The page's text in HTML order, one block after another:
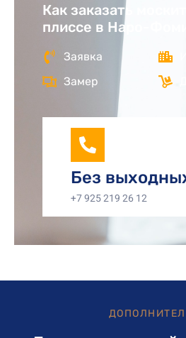
Как заказать
плиссе в Наро-
Заявка
Замер
Без
+7 925 219 26 12